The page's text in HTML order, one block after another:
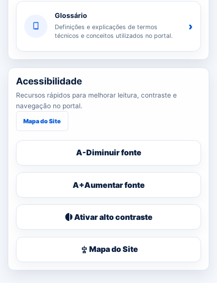
Glossário
Definições e explicações de termos
técnicos e conceitos utilizados no portal.
›
Acessibilidade
Recursos rápidos para melhorar leitura, contraste e
navegação no portal.
Mapa do Site
A-Diminuir fonte
A+Aumentar fonte
Ativar alto contraste
Mapa do Site